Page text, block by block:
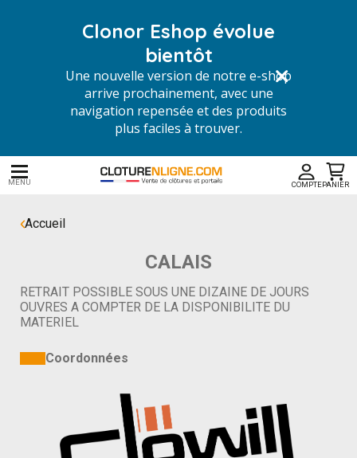
Clonor Eshop évolue
bientôt
Une nouvelle version de notre e-shop
arrive prochainement, avec une
navigation repensée et des produits
plus faciles à trouver.
MENU COMPTEPANIER
Accueil
CALAIS
RETRAIT POSSIBLE SOUS UNE DIZAINE DE JOURS
OUVRES A COMPTER DE LA DISPONIBILITE DU
MATERIEL
Coordonnées